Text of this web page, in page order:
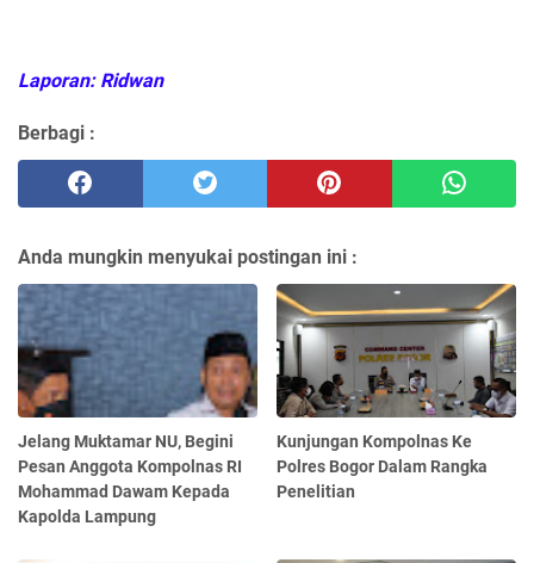
Laporan: Ridwan
Berbagi :
Anda mungkin menyukai postingan ini :
Jelang Muktamar NU, Begini
Pesan Anggota Kompolnas RI
Mohammad Dawam Kepada
Kapolda Lampung
Kunjungan Kompolnas Ke
Polres Bogor Dalam Rangka
Penelitian